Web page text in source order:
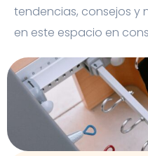
tendencias, consejos y
en este espacio en